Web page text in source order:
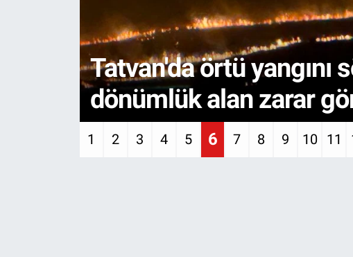
Tatvan'da örtü yangını
dönümlük alan zarar
1 2 3 4 5 6 7 8 9 10 11